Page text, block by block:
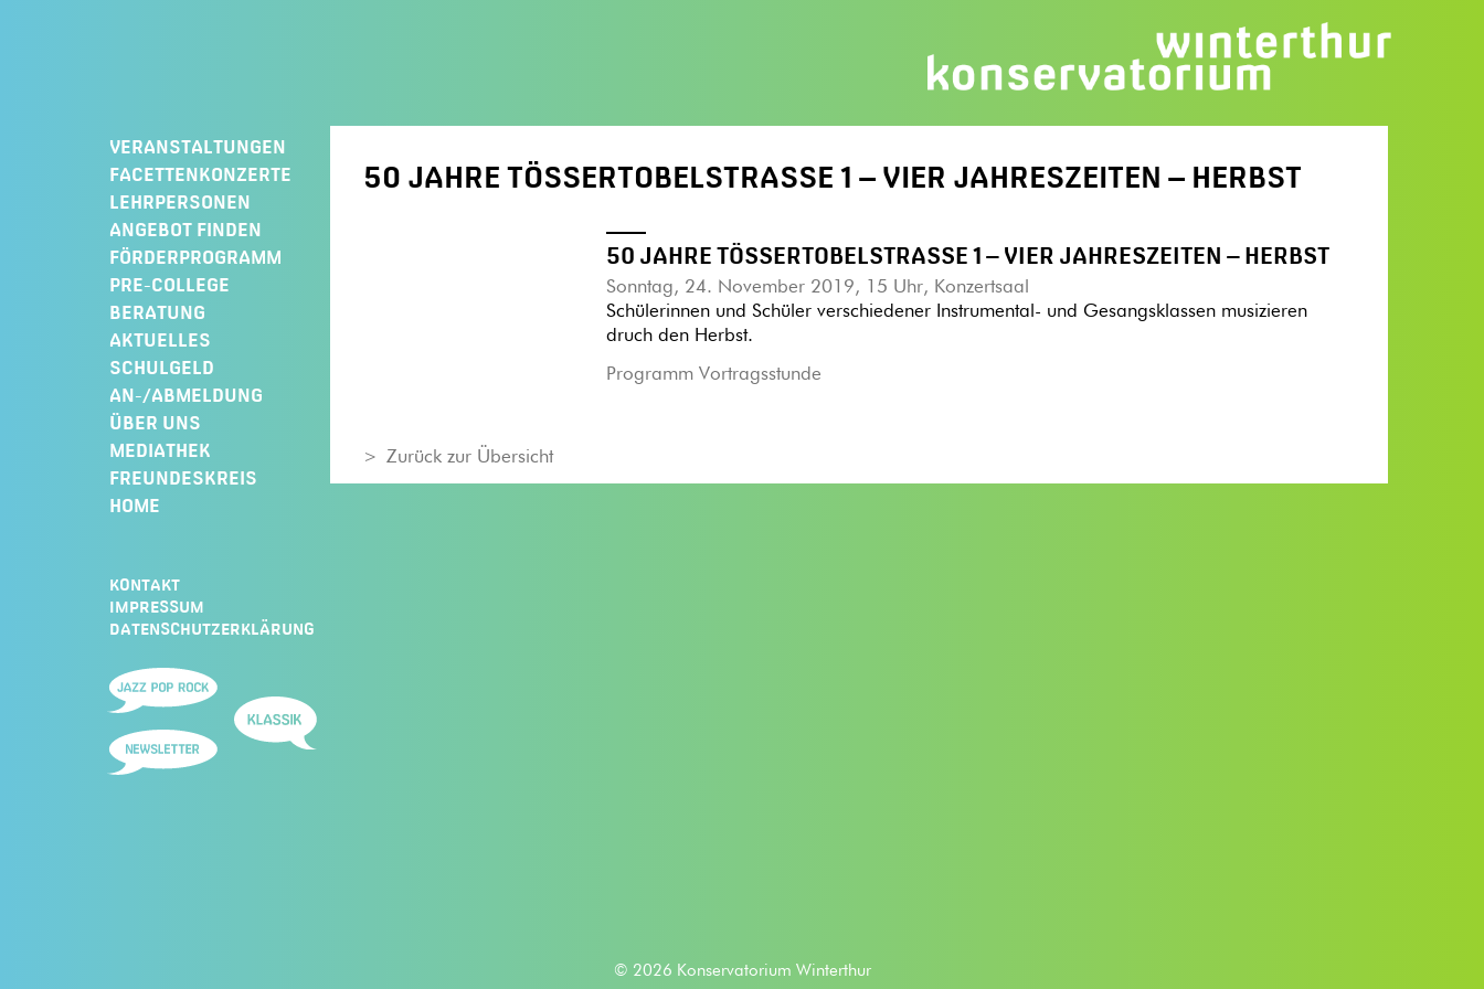
50 JAHRE TÖSSERTOBELSTRASSE 1 – VIER JAHRESZEITEN – HERBST
50 JAHRE TÖSSERTOBELSTRASSE 1 – VIER JAHRESZEITEN – HERBST
Sonntag, 24. November 2019, 15 Uhr, Konzertsaal
Schülerinnen und Schüler verschiedener Instrumental- und Gesangsklassen musizieren
druch den Herbst.
Programm Vortragsstunde
Zurück zur Übersicht
VERANSTALTUNGEN
FACETTENKONZERTE
LEHRPERSONEN
ANGEBOT FINDEN
FÖRDERPROGRAMM
PRE-COLLEGE
BERATUNG
AKTUELLES
SCHULGELD
AN-/ABMELDUNG
ÜBER UNS
MEDIATHEK
FREUNDESKREIS
HOME
KONTAKT
IMPRESSUM
DATENSCHUTZERKLÄRUNG
© 2026 Konservatorium Winterthur